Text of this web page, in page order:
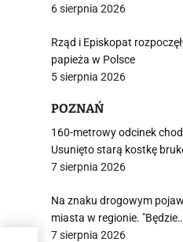
6 sierpnia 2026
Rząd i Episkopat
papieża w Polsce
5 sierpnia 2026
POZNAŃ
160-metrowy odcinek
Usunięto starą kostkę
7 sierpnia 2026
Na znaku drogowym
miasta w regionie. "Będzie…
7 sierpnia 2026